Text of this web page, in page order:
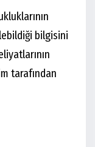
bilgisini
tarafından